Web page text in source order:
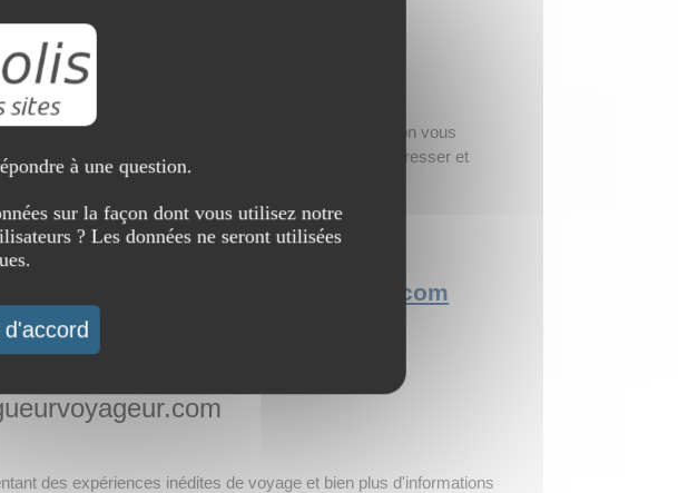
et lire à propos des voyages, les contenus qu'on vous
blog voyageauxpays.com sauront sans doute vous intéresser et
curiosité.
Tourisme → Voyages
du site Blog voyageauxpays.com
des expériences inédites de voyage et bien plus d'informations
à une question.
sur la façon dont vous utilisez notre
? Les données ne seront utilisées